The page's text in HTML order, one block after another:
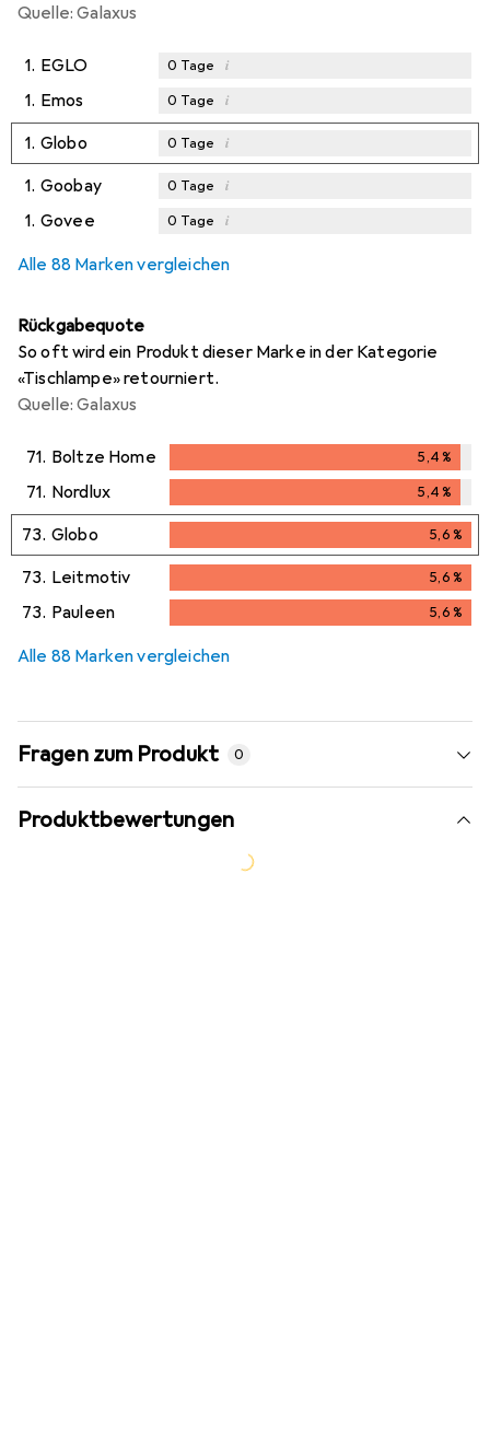
Quelle: Galaxus
1. EGLO 0 Tage i
1. Emos 0 Tage i
1. Globo 0 Tage i
1. Goobay 0 Tage i
1. Govee 0 Tage i
Alle 88 Marken vergleichen
Rückgabequote
So oft wird ein Produkt dieser Marke in der Kategorie
«Tischlampe» retourniert.
Quelle: Galaxus
71. Boltze Home 5,4%
5,4%
71. Nordlux 5,4%
5,4%
73. Globo 5,6%
5,6%
73. Leitmotiv 5,6%
5,6%
73. Pauleen 5,6%
Alle 88 Marken vergleichen
Fragen zum Produkt 0
Produktbewertungen